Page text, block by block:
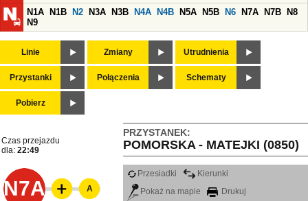
N1A
N1B N2 N3A N3B N4A N4B N5A N5B N6 N7A N7B
N8
N9
Linie Zmiany Utrudnienia
Przystanki Połączenia Schematy
Pobierz
PRZYSTANEK:
POMORSKA - MATEJKI (0850)
Czas przejazdu
dla: 22:49
N7A
Przesiadki
Kierunki
Pokaż na mapie
Drukuj
A